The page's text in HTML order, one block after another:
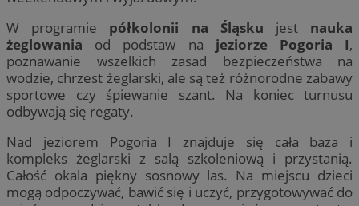
W programie półkolonii na Śląsku jest nauka
żeglowania od podstaw na jeziorze Pogoria I,
poznawanie wszelkich zasad bezpieczeństwa na
wodzie, chrzest żeglarski, ale są też różnorodne zabawy
sportowe czy śpiewanie szant. Na koniec turnusu
odbywają się regaty.
Nad jeziorem Pogoria I znajduje się cała baza i
kompleks żeglarski z salą szkoleniową i przystanią.
Całość okala piękny sosnowy las. Na miejscu dzieci
mogą odpoczywać, bawić się i uczyć, przygotowywać do